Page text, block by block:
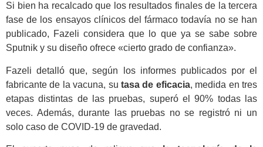
Si bien ha recalcado que los resultados finales de la tercera
fase de los ensayos clínicos del fármaco todavía no se han
publicado, Fazeli considera que lo que ya se sabe sobre
Sputnik y su diseño ofrece «cierto grado de confianza».
Fazeli detalló que, según los informes publicados por el
fabricante de la vacuna, su tasa de eficacia, medida en tres
etapas distintas de las pruebas, superó el 90% todas las
veсes. Además, durante las pruebas no se registró ni un
solo caso de COVID-19 de gravedad.